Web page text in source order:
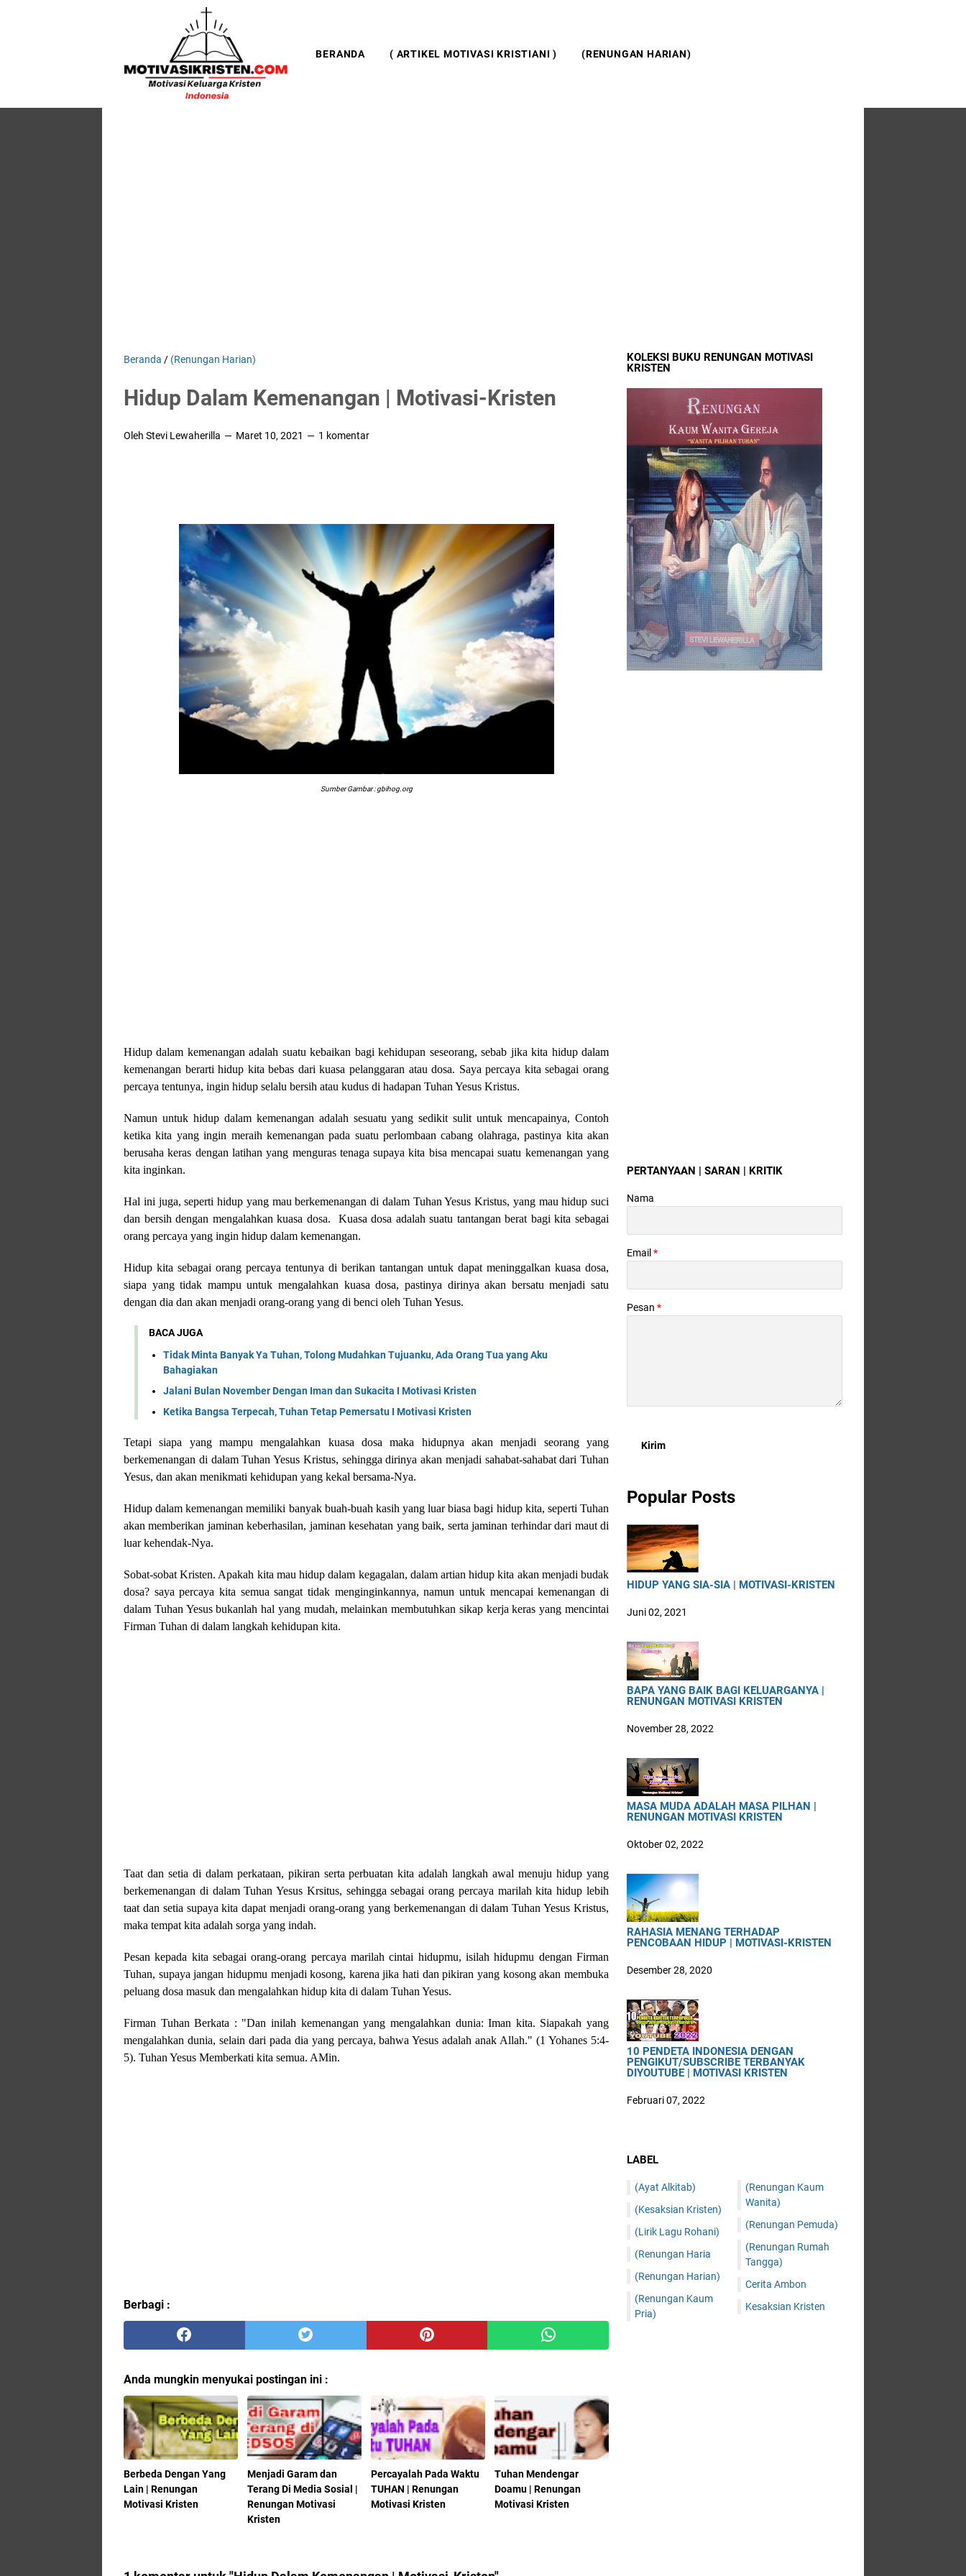
BERANDA ( ARTIKEL MOTIVASI KRISTIANI ) (RENUNGAN HARIAN)
Beranda / (Renungan Harian)
Hidup Dalam Kemenangan | Motivasi-Kristen
Oleh Stevi Lewaherilla Maret 10, 2021 1 komentar
Sumber Gambar : gbihog.org
Hidup dalam kemenangan adalah suatu kebaikan bagi kehidupan seseorang, sebab jika kita hidup dalam
kemenangan berarti hidup kita bebas dari kuasa pelanggaran atau dosa. Saya percaya kita sebagai orang
percaya tentunya, ingin hidup selalu bersih atau kudus di hadapan Tuhan Yesus Kristus.
Namun untuk hidup dalam kemenangan adalah sesuatu yang sedikit sulit untuk mencapainya, Contoh
ketika kita yang ingin meraih kemenangan pada suatu perlombaan cabang olahraga, pastinya kita akan
berusaha keras dengan latihan yang menguras tenaga supaya kita bisa mencapai suatu kemenangan yang
kita inginkan.
Hal ini juga, seperti hidup yang mau berkemenangan di dalam Tuhan Yesus Kristus, yang mau hidup suci
dan bersih dengan mengalahkan kuasa dosa. Kuasa dosa adalah suatu tantangan berat bagi kita sebagai
orang percaya yang ingin hidup dalam kemenangan.
Hidup kita sebagai orang percaya tentunya di berikan tantangan untuk dapat meninggalkan kuasa dosa,
siapa yang tidak mampu untuk mengalahkan kuasa dosa, pastinya dirinya akan bersatu menjadi satu
dengan dia dan akan menjadi orang-orang yang di benci oleh Tuhan Yesus.
BACA JUGA
Tidak Minta Banyak Ya Tuhan, Tolong Mudahkan Tujuanku, Ada Orang Tua yang Aku
Bahagiakan
Jalani Bulan November Dengan Iman dan Sukacita I Motivasi Kristen
Ketika Bangsa Terpecah, Tuhan Tetap Pemersatu I Motivasi Kristen
Tetapi siapa yang mampu mengalahkan kuasa dosa maka hidupnya akan menjadi seorang yang
berkemenangan di dalam Tuhan Yesus Kristus, sehingga dirinya akan menjadi sahabat-sahabat dari Tuhan
Yesus, dan akan menikmati kehidupan yang kekal bersama-Nya.
Hidup dalam kemenangan memiliki banyak buah-buah kasih yang luar biasa bagi hidup kita, seperti Tuhan
akan memberikan jaminan keberhasilan, jaminan kesehatan yang baik, serta jaminan terhindar dari maut di
luar kehendak-Nya.
Sobat-sobat Kristen. Apakah kita mau hidup dalam kegagalan, dalam artian hidup kita akan menjadi budak
dosa? saya percaya kita semua sangat tidak menginginkannya, namun untuk mencapai kemenangan di
dalam Tuhan Yesus bukanlah hal yang mudah, melainkan membutuhkan sikap kerja keras yang mencintai
Firman Tuhan di dalam langkah kehidupan kita.
Taat dan setia di dalam perkataan, pikiran serta perbuatan kita adalah langkah awal menuju hidup yang
berkemenangan di dalam Tuhan Yesus Krsitus, sehingga sebagai orang percaya marilah kita hidup lebih
taat dan setia supaya kita dapat menjadi orang-orang yang berkemenangan di dalam Tuhan Yesus Kristus,
maka tempat kita adalah sorga yang indah.
Pesan kepada kita sebagai orang-orang percaya marilah cintai hidupmu, isilah hidupmu dengan Firman
Tuhan, supaya jangan hidupmu menjadi kosong, karena jika hati dan pikiran yang kosong akan membuka
peluang dosa masuk dan mengalahkan hidup kita di dalam Tuhan Yesus.
Firman Tuhan Berkata : "Dan inilah kemenangan yang mengalahkan dunia: Iman kita. Siapakah yang
mengalahkan dunia, selain dari pada dia yang percaya, bahwa Yesus adalah anak Allah." (1 Yohanes 5:4-
5). Tuhan Yesus Memberkati kita semua. AMin.
Berbagi :
Anda mungkin menyukai postingan ini :
Berbeda Dengan Yang
Lain | Renungan
Motivasi Kristen
Menjadi Garam dan
Terang Di Media Sosial |
Renungan Motivasi
Kristen
Percayalah Pada Waktu
TUHAN | Renungan
Motivasi Kristen
Tuhan Mendengar
Doamu | Renungan
Motivasi Kristen
KOLEKSI BUKU RENUNGAN MOTIVASI
KRISTEN
PERTANYAAN | SARAN | KRITIK
Nama
Email *
Pesan *
Popular Posts
HIDUP YANG SIA-SIA | MOTIVASI-KRISTEN
Juni 02, 2021
BAPA YANG BAIK BAGI KELUARGANYA |
RENUNGAN MOTIVASI KRISTEN
November 28, 2022
MASA MUDA ADALAH MASA PILHAN |
RENUNGAN MOTIVASI KRISTEN
Oktober 02, 2022
RAHASIA MENANG TERHADAP
PENCOBAAN HIDUP | MOTIVASI-KRISTEN
Desember 28, 2020
10 PENDETA INDONESIA DENGAN
PENGIKUT/SUBSCRIBE TERBANYAK
DIYOUTUBE | MOTIVASI KRISTEN
Februari 07, 2022
LABEL
(Ayat Alkitab)
(Kesaksian Kristen)
(Lirik Lagu Rohani)
(Renungan Haria
(Renungan Harian)
(Renungan Kaum
Pria)
(Renungan Kaum
Wanita)
(Renungan Pemuda)
(Renungan Rumah
Tangga)
Cerita Ambon
Kesaksian Kristen